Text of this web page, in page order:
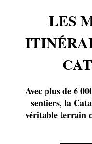
LES
Avec plus de 6
sentiers, la
véritable terrain